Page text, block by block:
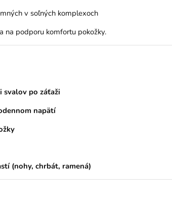
v soľných komplexoch
na podporu komfortu pokožky.
svalov po záťaži
napätí
(nohy, chrbát, ramená)